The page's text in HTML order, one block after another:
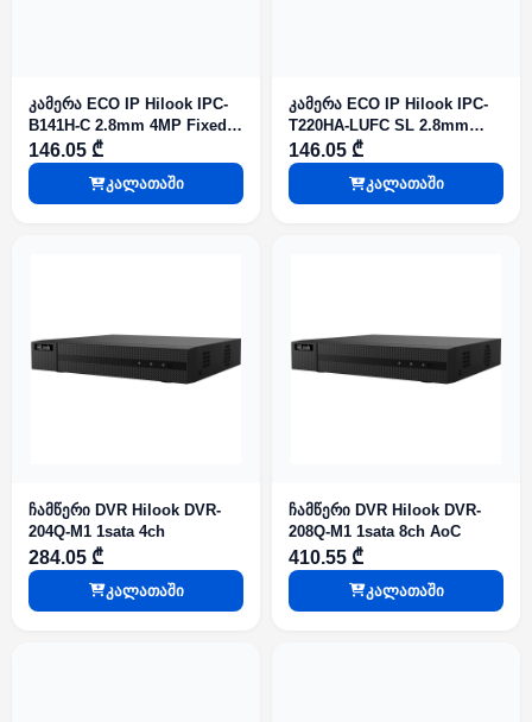
კამერა ECO IP Hilook IPC-
B141H-C 2.8mm 4MP Fixed
Bullet IR20m PoE IP67
146.05 ₾
კალათაში
კამერა ECO IP Hilook IPC-
T220HA-LUFC SL 2.8mm
2MP Fixed Turret Smart
Hybrid Light IR20m Mic PoE
146.05 ₾
კალათაში
ჩამწერი DVR Hilook DVR-
204Q-M1 1sata 4ch
284.05 ₾
კალათაში
ჩამწერი DVR Hilook DVR-
208Q-M1 1sata 8ch AoC
410.55 ₾
კალათაში